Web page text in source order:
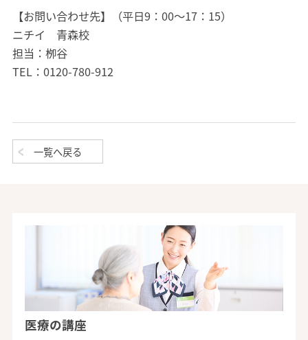
【お問い合わせ先】（平日9：00～17：15）
ニチイ 青森校
担当：栁谷
TEL：0120-780-912
一覧へ戻る
医療の講座